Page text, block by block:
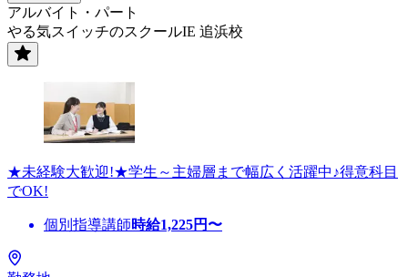
アルバイト・パート
やる気スイッチのスクールIE 追浜校
★未経験大歓迎!★学生～主婦層まで幅広く活躍中♪得意科目
でOK!
個別指導講師時給1,225円〜